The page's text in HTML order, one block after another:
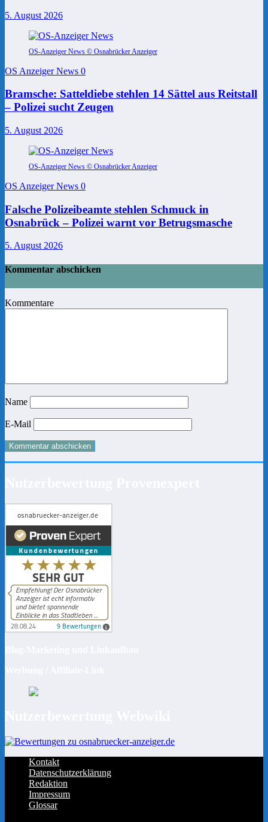
5. August 2026
OS-Anzeiger News © Osnabrücker Anzeiger
OS Anzeiger News 0
Bramsche: Satteldiebe stehlen 14 Sättel aus Reitstall
– Polizei sucht Zeugen
5. August 2026
OS-Anzeiger News © Osnabrücker Anzeiger
OS Anzeiger News 0
Falsche Polizeibeamte stehlen Schmuck in
Osnabrück – Polizei warnt vor Betrugsmasche
5. August 2026
Kommentar abschicken
Kommentare
Name
E-Mail
Kontakt
Datenschutzerklärung
Redaktion
Impressum
Glossar